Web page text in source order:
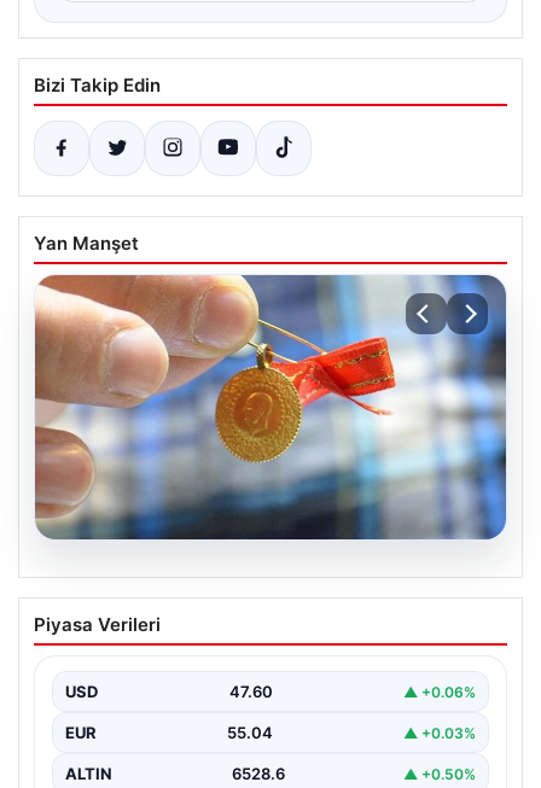
Bizi Takip Edin
Yan Manşet
05.08.2026
Altın fiyatları canlı 8 Nisan 2026: Altın
fiyatları ne kadar oldu? Gram, çeyrek,
fiyatları
{ "title": "8 Nisan 2026 Altın Fiyatları Canlı Takip: Gram,
Çeyrek ve Cumhuriyet Altını…
Piyasa Verileri
USD 47.60 ▲ +0.06%
EUR 55.04 ▲ +0.03%
ALTIN 6528.6 ▲ +0.50%